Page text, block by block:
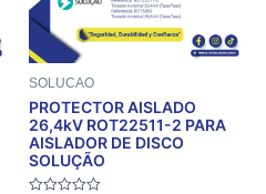
SOLUCAO
PROTECTOR AISLADO
26,4kV ROT22511-2 PARA
AISLADOR DE DISCO
SOLUÇÃO